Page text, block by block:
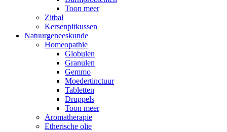
Toon meer
Zitbal
Kersenpitkussen
Natuurgeneeskunde
Homeopathie
Globulen
Granulen
Gemmo
Moedertinctuur
Tabletten
Druppels
Toon meer
Aromatherapie
Etherische olie